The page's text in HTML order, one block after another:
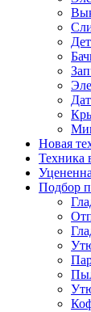
Новая
Техника
Подбор